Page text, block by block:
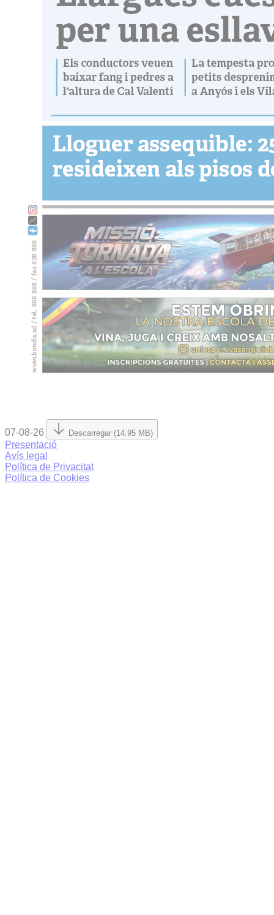
07-08-26 Descarregar (14.95 MB)
Presentació
Avís legal
Política de Privacitat
Política de Cookies